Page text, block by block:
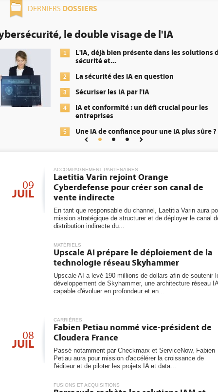
DERNIERS DOSSIERS
le double visage de l'IA
L'IA, déjà bien présente dans les solutions de
sécurité et...
2 La sécurité des IA en question
Sécuriser les IA par l'IA
4
IA et conformité : un défi crucial pour les
entreprises
Une IA de confiance pour une IA plus sûre ?
09
JUIL
ACCOMPAGNEMENT PARTENAIRES
Laetitia Varin rejoint Orange
Cyberdefense pour créer son canal de
vente indirecte
En tant que responsable du channel, Laetitia Varin aura
mission stratégique de structurer et de déployer le canal
distribution indirecte du...
MATÉRIELS
Upscale AI prépare le déploiement de la
technologie réseau Skyhammer
Upscale AI a levé 190 millions de dollars afin de soutenir
développement de Skyhammer, une architecture réseau IA
capable d'évoluer en profondeur et en...
08
JUIL
CARRIÈRES
Fabien Petiau nommé vice-président de
Cloudera France
Passé notamment par Checkmarx et ServiceNow, Fabien
Petiau aura pour mission d'accélérer la croissance de
l'éditeur et de piloter les projets IA et data...
FUSIONS ET ACQUISITIONS